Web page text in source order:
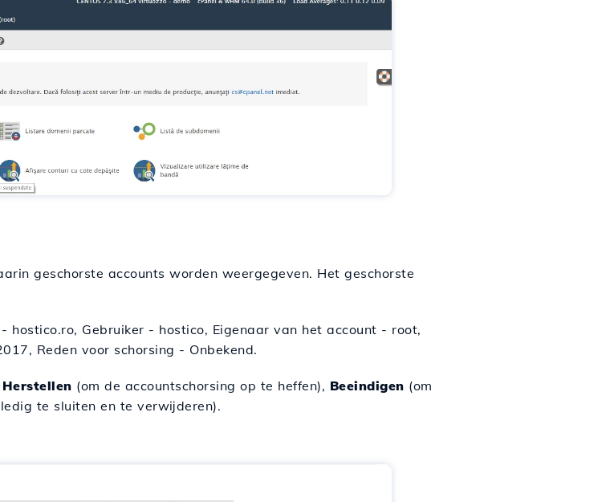
geschorste accounts worden weergegeven. Het geschorste
hostico.ro, Gebruiker - hostico, Eigenaar van het account - root,
Reden voor schorsing - Onbekend.
Herstellen (om de accountschorsing op te heffen), Beeindigen (om
te sluiten en te verwijderen).